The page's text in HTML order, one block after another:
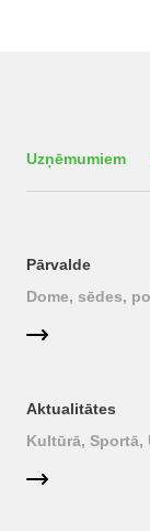
Uzņēmumiem
Pārvalde
Dome, sēdes,
Aktualitātes
Kultūrā, Sportā,